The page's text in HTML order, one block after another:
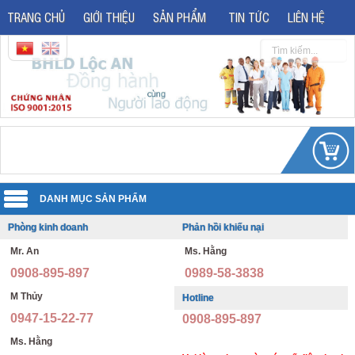
TRANG CHỦ GIỚI THIỆU SẢN PHẨM TIN TỨC LIÊN HỆ
Quần áo đồng phục
Đồng phục văn phòng
Đồng phục bảo vệ thông tư 08
Giày bảo hộ lao động
Giày bảo hộ nhập khẩu
Phòng kinh doanh
Mr. An
0908-895-897
M Thủy
0947-15-22-77
Ms. Hằng
Phản hồi khiếu nại
Ms. Hằng
0989-58-3838
Hotline
0908-895-897